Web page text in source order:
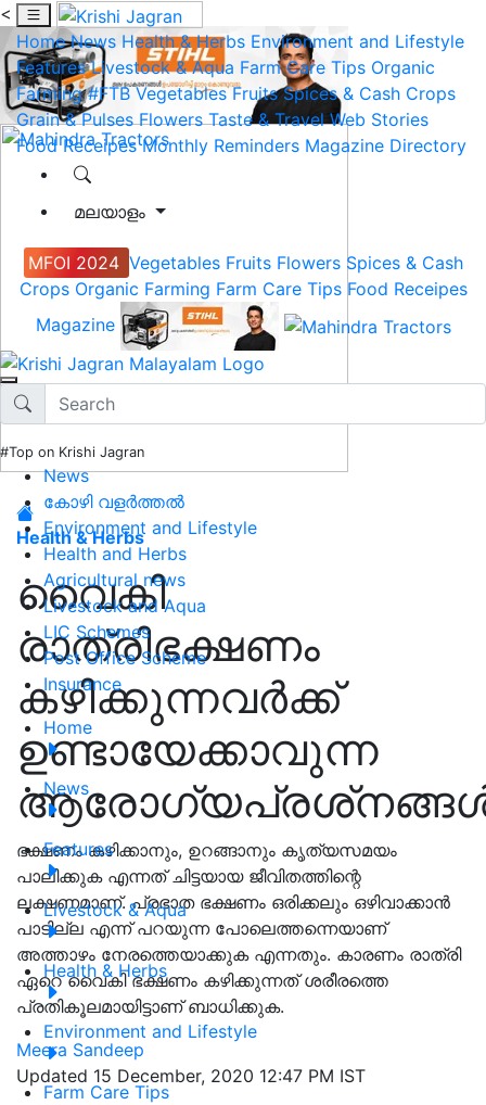
<
Home News Health & Herbs Environment and Lifestyle
Features Livestock & Aqua Farm Care Tips Organic
Farming #FTB Vegetables Fruits Spices & Cash Crops
Grain & Pulses Flowers Taste & Travel Web Stories
Food Receipes Monthly Reminders Magazine Directory
മലയാളം
MFOI 2024 Vegetables Fruits Flowers Spices & Cash
Crops Organic Farming Farm Care Tips Food Receipes
Magazine
#Top on Krishi Jagran
News
കോഴി വളർത്തൽ
Environment and Lifestyle
Health and Herbs
Agricultural news
Livestock and Aqua
LIC Schemes
Post Office Scheme
Insurance
Home
News
Features
Livestock & Aqua
Health & Herbs
Environment and Lifestyle
Farm Care Tips
Health & Herbs
വൈകി
രാത്രിഭക്ഷണം
കഴിക്കുന്നവർക്ക്
ഉണ്ടായേക്കാവുന്ന
ഭക്ഷണം കഴിക്കാനും, ഉറങ്ങാനും കൃത്യസമയം
പാലിക്കുക എന്നത് ചിട്ടയായ ജീവിതത്തിന്റെ
ലക്ഷണമാണ്. പ്രഭാത ഭക്ഷണം ഒരിക്കലും ഒഴിവാക്കാന്‍
പാടില്ല എന്ന് പറയുന്ന പോലെത്തന്നെയാണ്
അത്താഴം നേരത്തെയാക്കുക എന്നതും. കാരണം രാത്രി
ഏറെ വൈകി ഭക്ഷണം കഴിക്കുന്നത് ശരീരത്തെ
പ്രതികൂലമായിട്ടാണ് ബാധിക്കുക.
Meera Sandeep
Updated 15 December, 2020 12:47 PM IST